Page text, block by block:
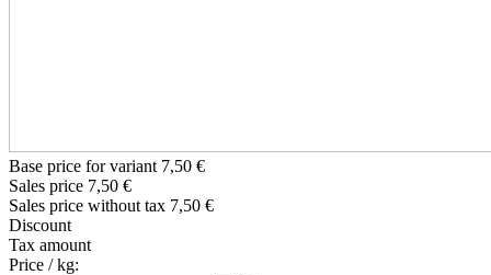
Base price for variant 7,50 €
Sales price 7,50 €
Sales price without tax 7,50 €
Discount
Tax amount
Price / kg: